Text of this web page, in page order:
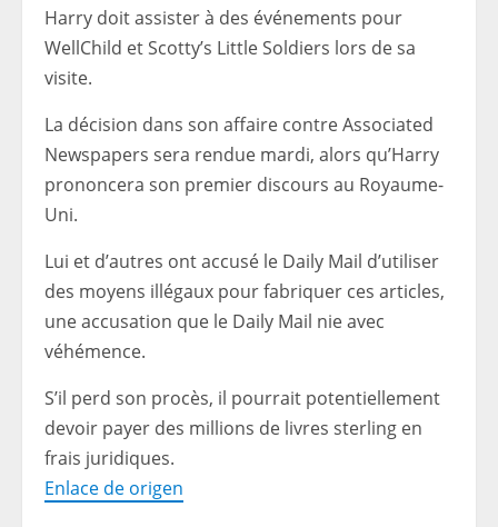
Harry doit assister à des événements pour
WellChild et Scotty’s Little Soldiers lors de sa
visite.
La décision dans son affaire contre Associated
Newspapers sera rendue mardi, alors qu’Harry
prononcera son premier discours au Royaume-
Uni.
Lui et d’autres ont accusé le Daily Mail d’utiliser
des moyens illégaux pour fabriquer ces articles,
une accusation que le Daily Mail nie avec
véhémence.
S’il perd son procès, il pourrait potentiellement
devoir payer des millions de livres sterling en
frais juridiques.
Enlace de origen